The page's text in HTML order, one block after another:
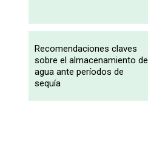
Recomendaciones claves
sobre el almacenamiento de
agua ante períodos de
sequía